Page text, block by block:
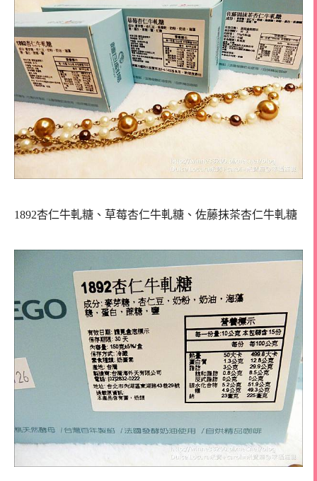
1892杏仁牛軋糖、草莓杏仁牛軋糖、佐藤抹茶杏仁牛軋糖